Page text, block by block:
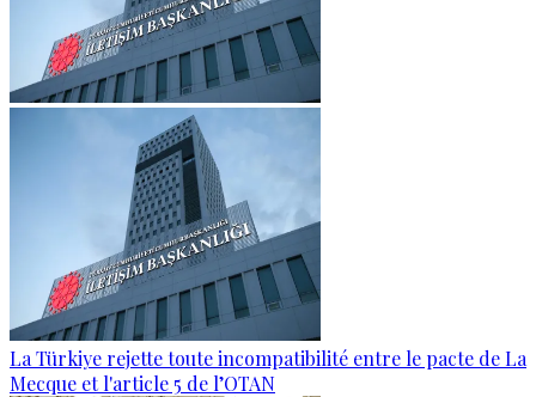
La Türkiye rejette toute incompatibilité entre le pacte de La
Mecque et l'article 5 de l’OTAN